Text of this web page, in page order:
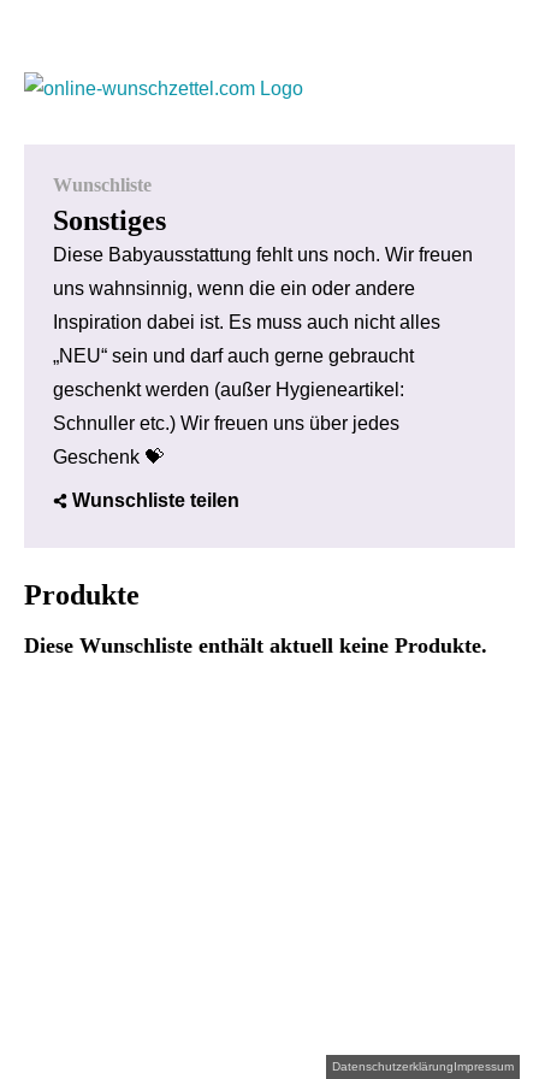
Wunschliste
Sonstiges
Diese Babyausstattung fehlt uns noch. Wir freuen
uns wahnsinnig, wenn die ein oder andere
Inspiration dabei ist. Es muss auch nicht alles
„NEU“ sein und darf auch gerne gebraucht
geschenkt werden (außer Hygieneartikel:
Schnuller etc.) Wir freuen uns über jedes
Geschenk 💝
Wunschliste teilen
Produkte
Diese Wunschliste enthält aktuell keine Produkte.
DatenschutzerklärungImpressum